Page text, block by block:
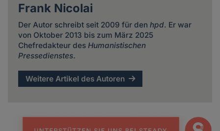
Frank Nicolai
Der Autor schreibt seit 2009 für den hpd. Er war
von Oktober 2013 bis zum März 2025
Chefredakteur des Humanistischen
Pressedienstes.
Weitere Artikel des Autoren